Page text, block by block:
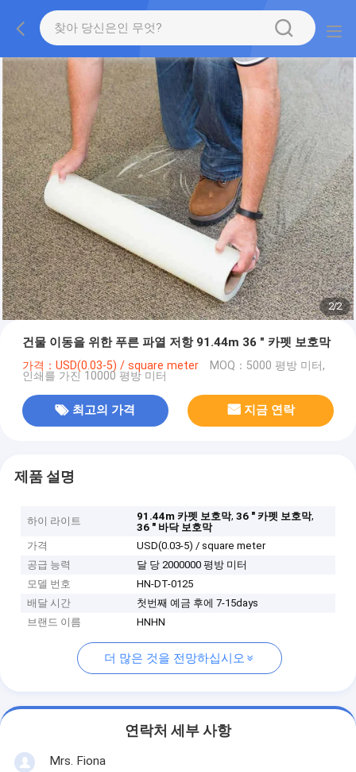
2/2
건물 이동을 위한 푸른 파열 저항 91.44m 36 " 카펫 보호막
가격：USD(0.03-5) / square meter MOQ：5000 평방 미터,
인쇄를 가진 10000 평방 미터
최고의 가격 지금 연락
제품 설명
하이 라이트 91.44m 카펫 보호막,36 " 카펫 보호막,
36 " 바닥 보호막
가격
USD(0.03-5) / square meter
공급 능력
달 당 2000000 평방 미터
모델 번호
HN-DT-0125
배달 시간
첫번째 예금 후에 7-15days
브랜드 이름
HNHN
더 많은 것을 전망하십시오
연락처 세부 사항
Mrs. Fiona